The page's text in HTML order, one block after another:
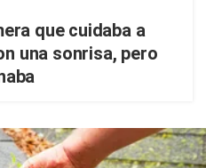
que cuidaba a
una sonrisa, pero